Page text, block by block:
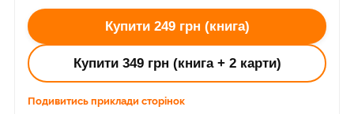
Купити 249 грн (книга)
Купити 349 грн (книга + 2 карти)
Подивитись приклади сторінок